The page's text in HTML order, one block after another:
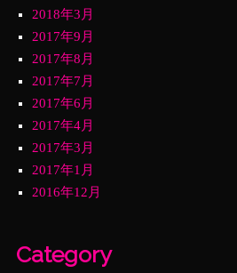
2018年3月
2017年9月
2017年8月
2017年7月
2017年6月
2017年4月
2017年3月
2017年1月
2016年12月
Category